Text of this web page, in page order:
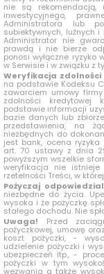
nie są rekomendacją,
inwestycyjnego,
Administratora lub
subiektywnych, luźnych
Administrator nie
prawdą i nie bierze
ponosi wyłączne
w Serwisie i w związku z
Weryfikacja
na podstawie Kodeksu
zawarciem umowy
zdolności kredytowej
podstawie informacji
bazie danych lub
przedstawienia, na
niezbędnych do
jest bank, ocena
art. 70 ustawy z dnia
powyższym wszelkie
weryfikacja nie
rzetelności Treści, w
Pożyczaj
niezbędne do życia.
wysoka i że pożyczkę
stałego dochodu. Nie
Uwaga! Przed
pożyczkowej, umowę
koszt pożyczki, -
udzielenie pożyczki i
ubezpieczeń itp., -
pożyczki w tym
wezwania a także